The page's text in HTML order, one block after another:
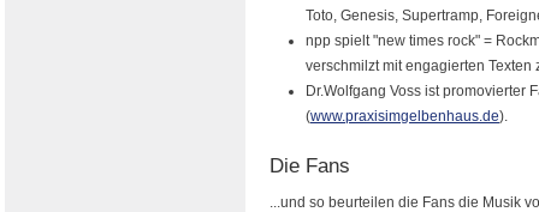
Toto, Genesis, Supertramp,
npp spielt "new times rock" =
verschmilzt mit engagierten
Dr.Wolfgang Voss ist promovierter
(www.praxisimgelbenhaus.de).
Die Fans
...und so beurteilen die Fans die Musik